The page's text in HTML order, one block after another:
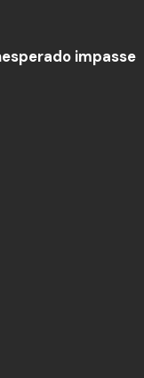
impasse